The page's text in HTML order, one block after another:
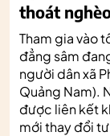
thoát
Tham gia vào
đẳng sâm
người dân xã
Quảng Nam).
được liên kết
mới thay đổi